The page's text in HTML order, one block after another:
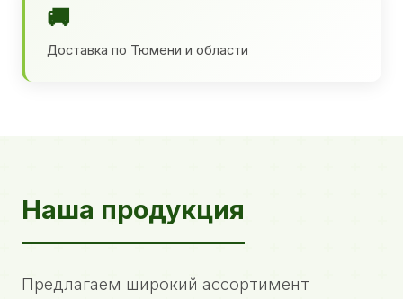
🚚
Доставка по Тюмени и области
Наша продукция
Предлагаем широкий ассортимент